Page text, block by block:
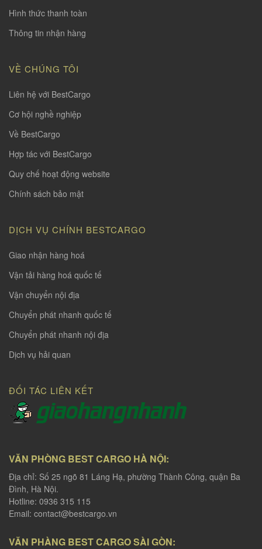
Hình thức thanh toàn
Thông tin nhận hàng
VỀ CHÚNG TÔI
Liên hệ với BestCargo
Cơ hội nghề nghiệp
Về BestCargo
Hợp tác với BestCargo
Quy chế hoạt động website
Chính sách bảo mật
DỊCH VỤ CHÍNH BESTCARGO
Giao nhận hàng hoá
Vận tải hàng hoá quốc tế
Vận chuyển nội địa
Chuyển phát nhanh quốc tế
Chuyển phát nhanh nội địa
Dịch vụ hải quan
ĐỐI TÁC LIÊN KẾT
VĂN PHÒNG BEST CARGO HÀ NỘI:
Địa chỉ: Số 25 ngõ 81 Láng Hạ, phường Thành Công, quận Ba
Đình, Hà Nội.
Hotline: 0936 315 115
Email: contact@bestcargo.vn
VĂN PHÀNG BEST CARGO SÀI GÒN: